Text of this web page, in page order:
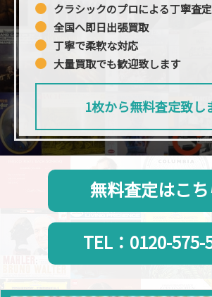
クラシックのプロによる丁寧査定
全国へ即日出張買取
丁寧で柔軟な対応
大量買取でも歓迎致します
1枚から無料査定致し
無料査定はこち
TEL：0120-575-